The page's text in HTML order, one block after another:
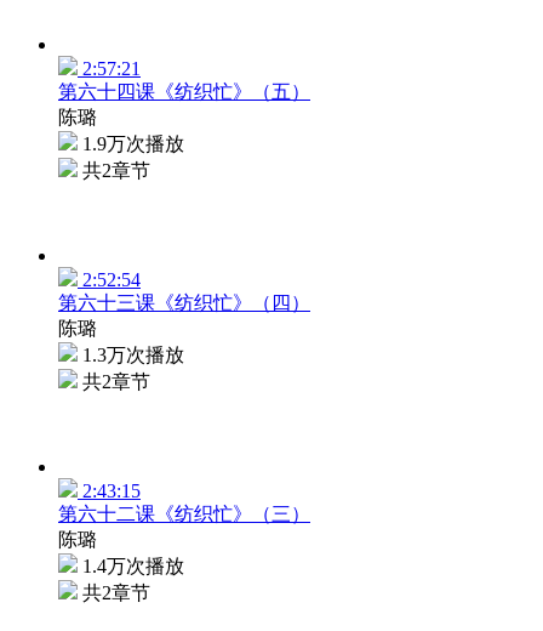
2:57:21
第六十四课《纺织忙》（五）
陈璐
1.9万次播放
共2章节
2:52:54
第六十三课《纺织忙》（四）
陈璐
1.3万次播放
共2章节
2:43:15
第六十二课《纺织忙》（三）
陈璐
1.4万次播放
共2章节